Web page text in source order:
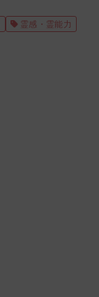
霊感・霊能力